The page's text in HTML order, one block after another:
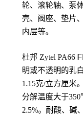
轮、滚轮轴、泵
壳、阀座、垫片
内层等。
杜邦 Zytel PA66
明或不透明的乳
1.15克/立方厘米
分解温度大于
2.5%。耐酸、碱